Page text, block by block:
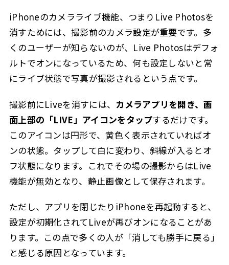
iPhoneのカメラライブ機能、つまりLive Photosを
消すためには、撮影前のカメラ設定が重要です。多
くのユーザーが知らないのが、Live Photosはデフォ
ルトでオンになっているため、何も設定しないと常
にライブ状態で写真が撮影されるという点です。
撮影前にLiveを消すには、 カメラアプリを開き、画
面上部の「LIVE」アイコンをタップするだけです。
このアイコンは円形で、黄色く表示されていればオ
ンの状態。タップして白に変わり、斜線が入るとオ
フ状態になります。これでその場の撮影からはLive
機能が無効となり、静止画像として保存されます。
ただし、アプリを閉じたりiPhoneを再起動すると、
設定が初期化されてLiveが再びオンになることがあ
ります。この点で多くの人が「消しても勝手に戻る」
と感じる原因となっています。